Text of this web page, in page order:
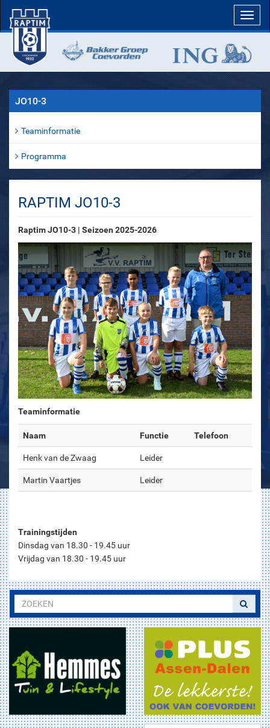
JO10-3
Teaminformatie
Programma
RAPTIM JO10-3
Raptim JO10-3 | Seizoen 2025-2026
Teaminformatie
Naam Functie Telefoon
Henk van de Zwaag Leider
Martin Vaartjes Leider
Trainingstijden
Dinsdag van 18.30 - 19.45 uur
Vrijdag van 18.30 - 19.45 uur